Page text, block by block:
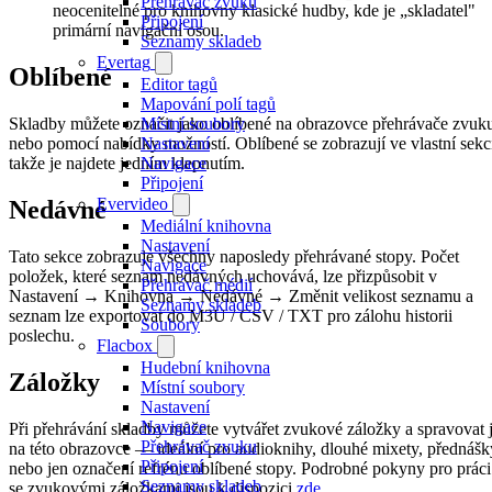
Připojení
Seznamy skladeb
Evertag
Editor tagů
Mapování polí tagů
Místní soubory
Nastavení
Navigace
Připojení
Evervideo
Mediální knihovna
Nastavení
Navigace
Přehrávač médií
Seznamy skladeb
Soubory
Flacbox
Hudební knihovna
Místní soubory
Nastavení
Navigace
Přehrávač zvuku
Připojení
Seznamy skladeb
neocenitelné pro knihovny klasické hudby, kde je „skladatel"
primární navigační osou.
Oblíbené
Skladby můžete označit jako oblíbené na obrazovce přehrávače
nebo pomocí nabídky možností. Oblíbené se zobrazují ve vlastní
takže je najdete jedním klepnutím.
Nedávné
Tato sekce zobrazuje všechny naposledy přehrávané stopy. Počet
položek, které seznam nedávných uchovává, lze přizpůsobit v
Nastavení → Knihovna → Nedávné → Změnit velikost seznamu a
seznam lze exportovat do M3U / CSV / TXT pro zálohu historii
poslechu.
Záložky
Při přehrávání skladby můžete vytvářet zvukové záložky a spravovat
na této obrazovce — ideální pro audioknihy, dlouhé mixety,
nebo jen označení refrénu oblíbené stopy. Podrobné pokyny pro práci
se zvukovými záložkami jsou k dispozici zde